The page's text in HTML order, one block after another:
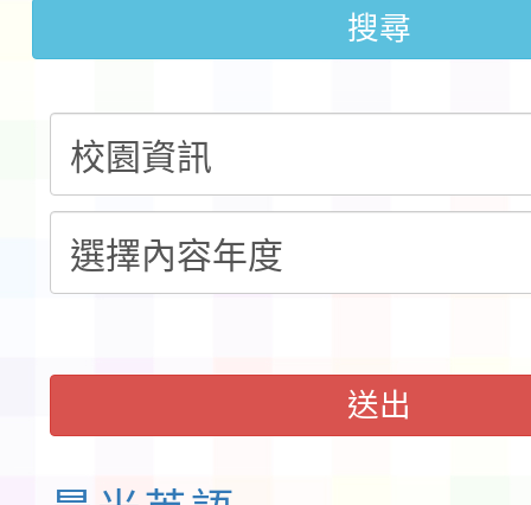
第3次招考代課鐘點教
檢送「桃園市115學年
本市「115學年度學生
程安排一案
「桃園市補助參觀特色
展演活動實施計畫」
請一案
搜尋
送出